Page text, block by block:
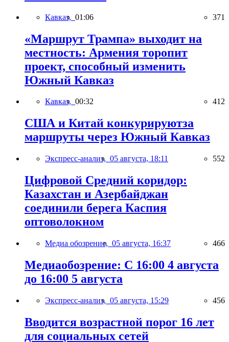
Кавказ, 01:06 371
«Маршрут Трампа» выходит на
местность: Армения торопит
проект, способный изменить
Южный Кавказ
Кавказ, 00:32 412
США и Китай конкурируютза
маршруты через Южный Кавказ
Экспресс-анализ, 05 августа, 18:11 552
Цифровой Средний коридор:
Казахстан и Азербайджан
соединили берега Каспия
оптоволокном
Медиа обозрение, 05 августа, 16:37 466
Медиаобозрение: С 16:00 4 августа
до 16:00 5 августа
Экспресс-анализ, 05 августа, 15:29 456
Вводится возрастной порог 16 лет
для социальных сетей